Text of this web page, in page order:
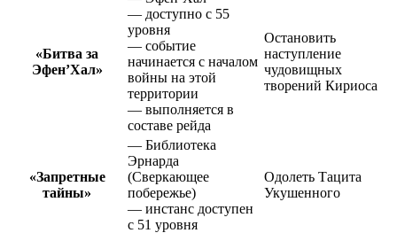
«Битва за
Эфен’Хал»
— доступно с 55
уровня
— событие
начинается с началом
войны на этой
территории
— выполняется в
составе рейда
Остановить
наступление
чудовищных
творений Кириоса
«Запретные
тайны»
— Библиотека
Эрнарда
(Сверкающее
побережье)
— инстанс доступен
с 51 уровня
Одолеть Тацита
Укушенного